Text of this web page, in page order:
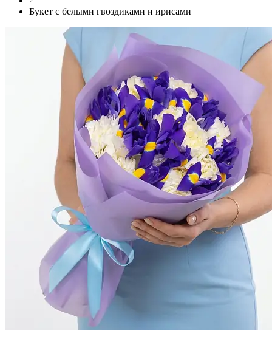
Букет с белыми гвоздиками и ирисами